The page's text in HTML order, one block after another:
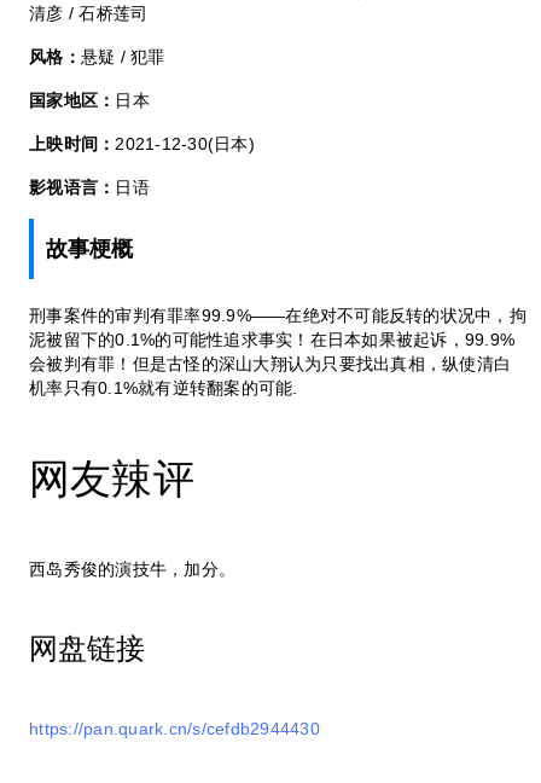
清彦 / 石桥莲司
风格： 悬疑 / 犯罪
国家地区： 日本
上映时间： 2021-12-30(日本)
影视语言： 日语
故事梗概
刑事案件的审判有罪率99.9%——在绝对不可能反转的状况中，拘
泥被留下的0.1%的可能性追求事实！在日本如果被起诉，99.9%
会被判有罪！但是古怪的深山大翔认为只要找出真相，纵使清白
机率只有0.1%就有逆转翻案的可能.
网友辣评
西岛秀俊的演技牛，加分。
网盘链接
https://pan.quark.cn/s/cefdb2944430